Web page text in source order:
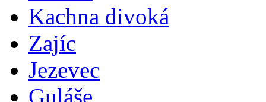
Kachna divoká
Zajíc
Jezevec
Guláše